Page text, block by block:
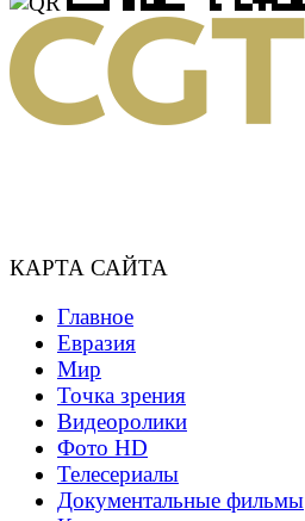
КАРТА САЙТА
Главное
Евразия
Мир
Точка зрения
Видеоролики
Фото HD
Телесериалы
Документальные фильмы